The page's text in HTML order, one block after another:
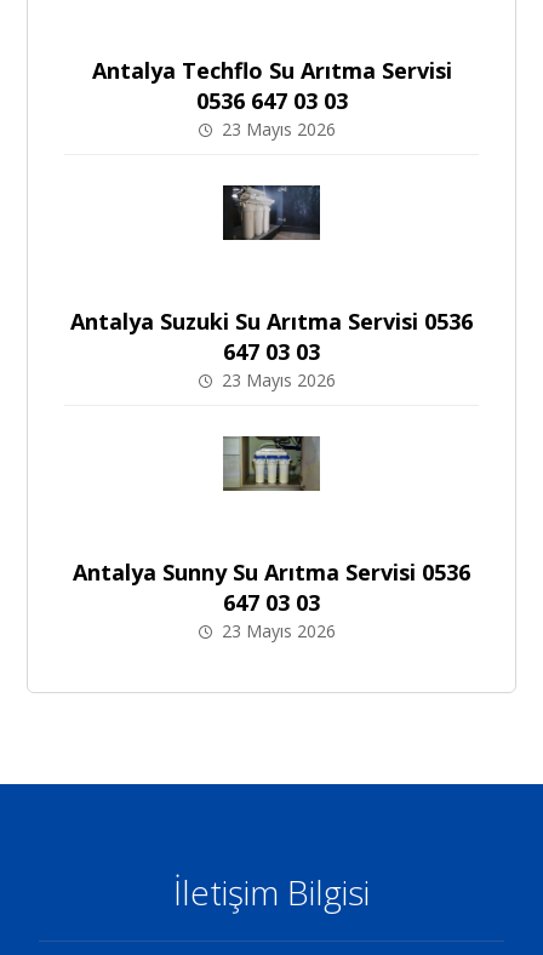
Antalya Techflo Su Arıtma Servisi
0536 647 03 03
23 Mayıs 2026
Antalya Suzuki Su Arıtma Servisi 0536
647 03 03
23 Mayıs 2026
Antalya Sunny Su Arıtma Servisi 0536
647 03 03
23 Mayıs 2026
İletişim Bilgisi